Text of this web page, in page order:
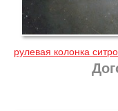
рулевая колонка